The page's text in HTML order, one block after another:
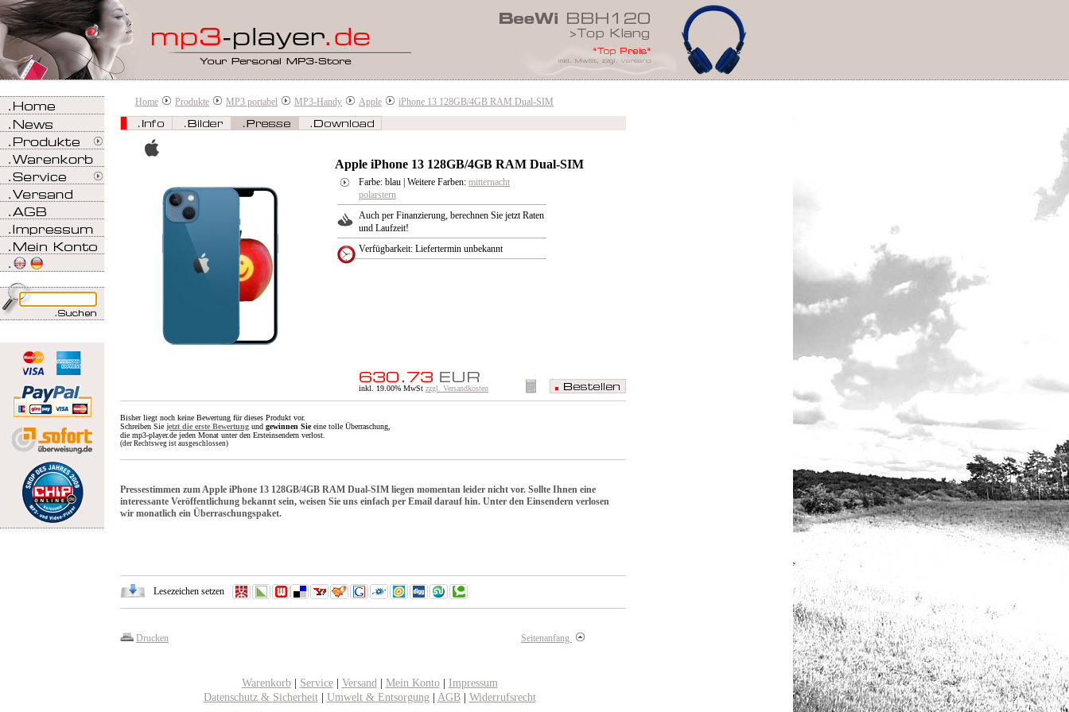
Home Produkte MP3 portabel MP3-Handy Apple iPhone 13 128GB/4GB RAM Dual-SIM
Apple iPhone 13 128GB/4GB RAM Dual-SIM
Farbe: blau | Weitere Farben: mitternacht
polarstern
Auch per Finanzierung, berechnen Sie jetzt Raten
und Laufzeit!
Verfügbarkeit: Liefertermin unbekannt
inkl. 19.00% MwSt zzgl. Versandkosten
Bisher liegt noch keine Bewertung für dieses Produkt vor.
Schreiben Sie jetzt die erste Bewertung und gewinnen Sieeine tolle Überraschung,
die mp3-player.de jeden Monat unter den Ersteinsendern verlost.
(der Rechtsweg ist ausgeschlossen)
Pressestimmen zum Apple iPhone 13 128GB/4GB RAM Dual-SIM liegen momentan leider nicht vor. Sollte Ihnen eine
interessante Veröffentlichung bekannt sein, weisen Sie uns einfach per Email darauf hin. Unter den Einsendern verlosen
wir monatlich ein Überraschungspaket.
Lesezeichen setzen
Drucken Seitenanfang
Warenkorb| Service| Versand| Mein Konto| Impressum
Datenschutz & Sicherheit| Umwelt & Entsorgung| AGB| Widerrufsrecht